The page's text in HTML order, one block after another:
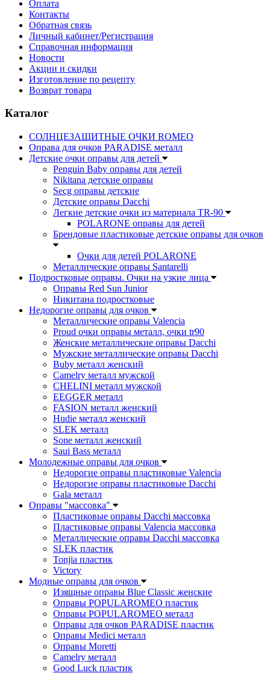
Оплата
Контакты
Обратная связь
Личный кабинет/Регистрация
Справочная информация
Новости
Акции и скидки
Изготовление по рецепту
Возврат товара
Каталог
СОЛНЦЕЗАЩИТНЫЕ ОЧКИ ROMEO
Оправа для очков PARADISE металл
Детские очки оправы для детей
Penguin Baby оправы для детей
Nikitana детские оправы
Secg оправы детские
Детские оправы Dacchi
Легкие детские очки из материала TR-90
POLARONE оправы для детей
Брендовые пластиковые детские оправы для очков
Очки для детей POLARONE
Металлические оправы Santarelli
Подростковые оправы. Очки на узкие лица
Оправы Red Sun Junior
Никитана подростковые
Недорогие оправы для очков
Металлические оправы Valencia
Proud очки оправы металл, очки tr90
Женские металлические оправы Dacchi
Мужские металлические оправы Dacchi
Buby металл женский
Camelry металл мужской
CHELINI металл мужской
EEGGER металл
FASION металл женский
Hudie металл женский
SLEK металл
Sone металл женский
Saui Bass металл
Молодежные оправы для очков
Недорогие оправы пластиковые Valencia
Недорогие оправы пластиковые Dacchi
Gala металл
Оправы "массовка"
Пластиковые оправы Dacchi массовка
Пластиковые оправы Valencia массовка
Металлические оправы Dacchi массовка
SLEK пластик
Tonjia пластик
Victory
Модные оправы для очков
Изящные оправы Blue Classic женские
Оправы POPULAROMEO пластик
Оправы POPULAROMEO металл
Оправы для очков PARADISE пластик
Оправы Medici металл
Оправы Moretti
Camelry металл
Good Luck пластик